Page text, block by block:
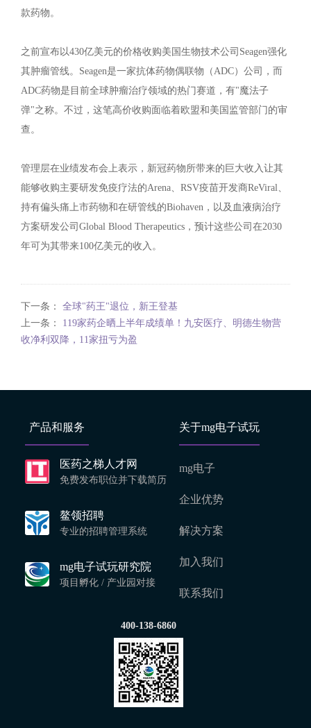
款药物。
之前宣布以430亿美元的价格收购美国生物技术公司Seagen强化
其肿瘤管线。Seagen是一家抗体药物偶联物（ADC）公司，而
ADC药物是目前全球肿瘤治疗领域的热门赛道，有"魔法子
弹"之称。不过，这笔高价收购面临着欧盟和美国监管部门的审
查。
管理层在业绩发布会上表示，新冠药物所带来的巨大收入让其
能够收购主要研发免疫疗法的Arena、RSV疫苗开发商ReViral、
持有偏头痛上市药物和在研管线的Biohaven，以及血液病治疗
方案研发公司Global Blood Therapeutics，预计这些公司在2030
年可为其带来100亿美元的收入。
下一条： 全球"药王"退位，新王登基
上一条： 119家药企晒上半年成绩单！九安医疗、明德生物营
收净利双降，11家扭亏为盈
产品和服务
医药之梯人才网
免费发布职位并下载简历
鳌领招聘
专业的招聘管理系统
mg电子试玩研究院
项目孵化 / 产业园对接
关于mg电子试玩
mg电子
企业优势
解决方案
加入我们
联系我们
400-138-6860